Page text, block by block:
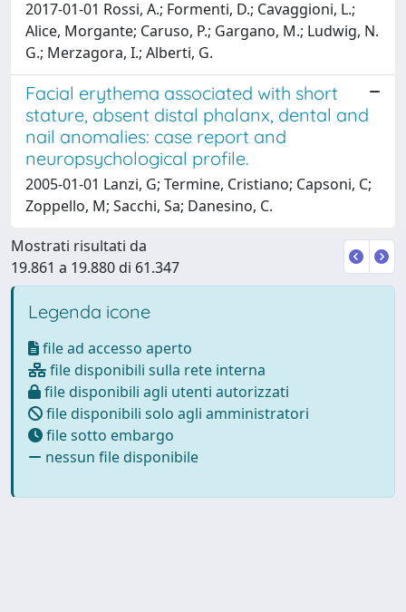
2017-01-01 Rossi, A.; Formenti, D.; Cavaggioni, L.;
Alice, Morgante; Caruso, P.; Gargano, M.; Ludwig, N.
G.; Merzagora, I.; Alberti, G.
Facial erythema associated with short
stature, absent distal phalanx, dental and
nail anomalies: case report and
neuropsychological profile.
2005-01-01 Lanzi, G; Termine, Cristiano; Capsoni, C;
Zoppello, M; Sacchi, Sa; Danesino, C.
Mostrati risultati da
19.861 a 19.880 di 61.347
Legenda icone
file ad accesso aperto
file disponibili sulla rete interna
file disponibili agli utenti autorizzati
file disponibili solo agli amministratori
file sotto embargo
nessun file disponibile